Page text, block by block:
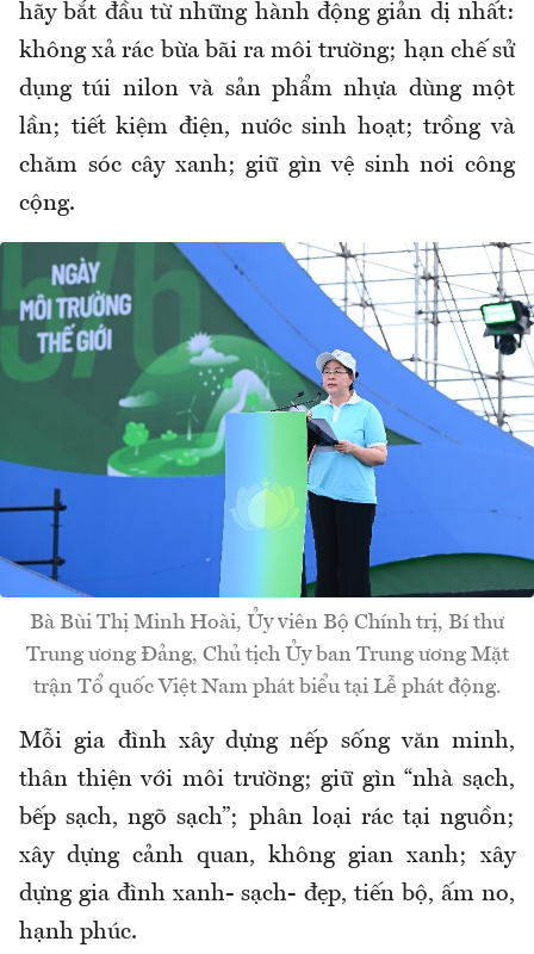
hãy bắt đầu từ những hành động giản dị nhất:
không xả rác bừa bãi ra môi trường; hạn chế sử
dụng túi nilon và sản phẩm nhựa dùng một
lần; tiết kiệm điện, nước sinh hoạt; trồng và
chăm sóc cây xanh; giữ gìn vệ sinh nơi công
cộng.
Bà Bùi Thị Minh Hoài, Ủy viên Bộ Chính trị, Bí thư
Trung ương Đảng, Chủ tịch Ủy ban Trung ương Mặt
trận Tổ quốc Việt Nam phát biểu tại Lễ phát động.
Mỗi gia đình xây dựng nếp sống văn minh,
thân thiện với môi trường; giữ gìn “nhà sạch,
bếp sạch, ngõ sạch”; phân loại rác tại nguồn;
xây dựng cảnh quan, không gian xanh; xây
dựng gia đình xanh- sạch- đẹp, tiến bộ, ấm no,
hạnh phúc.